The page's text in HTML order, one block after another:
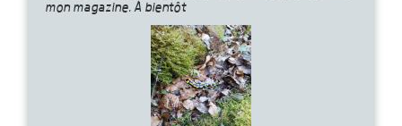
mon magazine. À bientôt